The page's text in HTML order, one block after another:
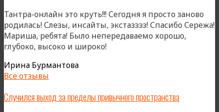
Тантра-онлайн это круть!!! Сегодня я просто заново
родилась! Слезы, инсайты, экстазззз! Спасибо Сережа!
Мариша, ребята! Было непередаваемо хорошо,
глубоко, высоко и широко!
Ирина Бурмантова
Все отзывы
Случился выход за пределы привычного пространства